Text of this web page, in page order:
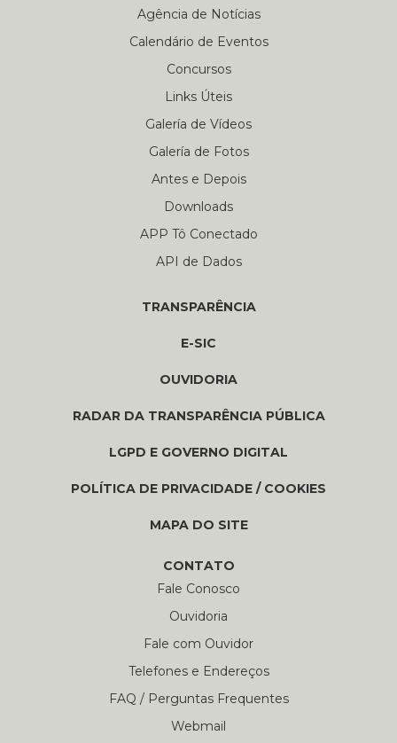
Agência de Notícias
Calendário de Eventos
Concursos
Links Úteis
Galería de Vídeos
Galería de Fotos
Antes e Depois
Downloads
APP Tô Conectado
API de Dados
TRANSPARÊNCIA
E-SIC
OUVIDORIA
RADAR DA TRANSPARÊNCIA PÚBLICA
LGPD E GOVERNO DIGITAL
POLÍTICA DE PRIVACIDADE / COOKIES
MAPA DO SITE
CONTATO
Fale Conosco
Ouvidoria
Fale com Ouvidor
Telefones e Endereços
FAQ / Perguntas Frequentes
Webmail